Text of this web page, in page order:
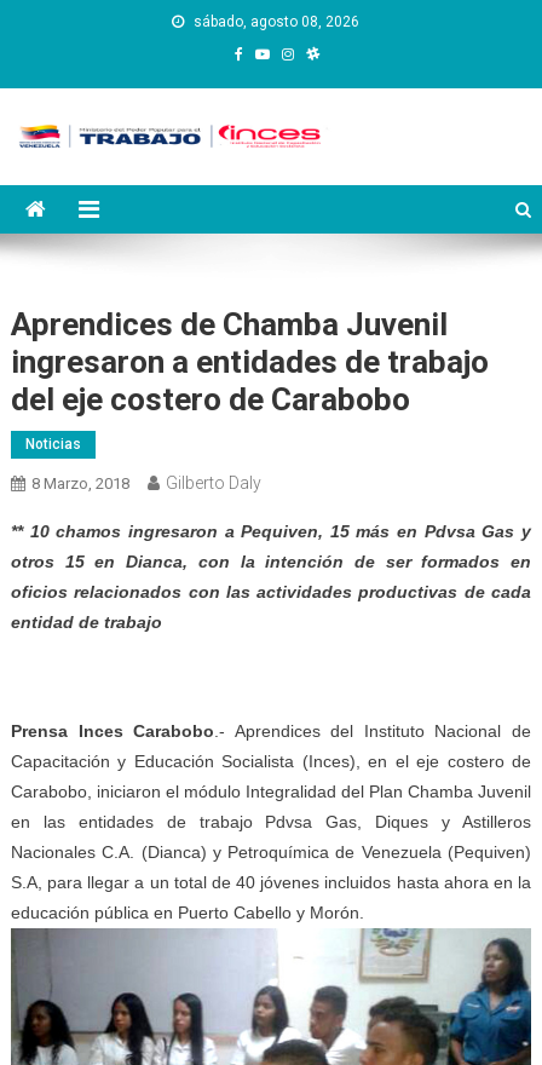
sábado, agosto 08, 2026
Instituto Nacional de
Capacitación y Educación
Aprendices de Chamba Juvenil
ingresaron a entidades de trabajo
del eje costero de Carabobo
Noticias
8 Marzo, 2018 Gilberto Daly
** 10 chamos ingresaron a Pequiven, 15 más en Pdvsa Gas y
otros 15 en Dianca, con la intención de ser formados en
oficios relacionados con las actividades productivas de cada
entidad de trabajo
Prensa Inces Carabobo .- Aprendices del Instituto Nacional de
Capacitación y Educación Socialista (Inces), en el eje costero de
Carabobo, iniciaron el módulo Integralidad del Plan Chamba Juvenil
en las entidades de trabajo Pdvsa Gas, Diques y Astilleros
Nacionales C.A. (Dianca) y Petroquímica de Venezuela (Pequiven)
S.A, para llegar a un total de 40 jóvenes incluidos hasta ahora en la
educación pública en Puerto Cabello y Morón.